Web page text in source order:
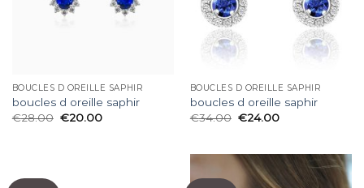
BOUCLES D OREILLE SAPHIR
boucles d oreille saphir
€28.00 €20.00
BOUCLES D OREILLE SAPHIR
boucles d oreille saphir
€34.00 €24.00